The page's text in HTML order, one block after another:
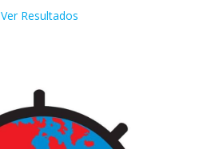
Ver Resultados